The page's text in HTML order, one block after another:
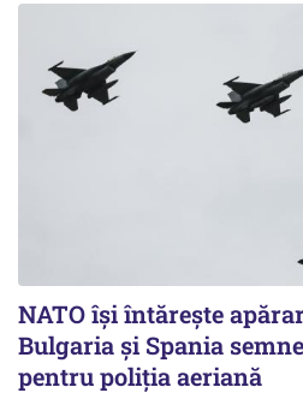
NATO își întărește
Bulgaria și Spania
pentru poliția aeriană